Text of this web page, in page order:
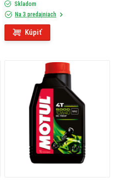
Skladom
Na 3 predajniach
Kúpiť